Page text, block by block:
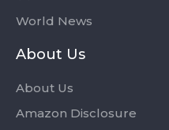
World News
About Us
About Us
Amazon Disclosure